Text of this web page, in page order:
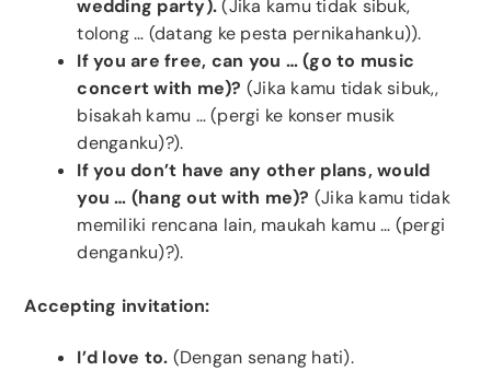
wedding party).(Jika kamu tidak sibuk,
tolong … (datang ke pesta pernikahanku)).
If you are free, can you … (go to music
concert with me)? (Jika kamu tidak sibuk,,
bisakah kamu … (pergi ke konser musik
denganku)?).
If you don’t have any other plans, would
you … (hang out with me)? (Jika kamu tidak
memiliki rencana lain, maukah kamu … (pergi
denganku)?).
Accepting invitation:
I’d love to. (Dengan senang hati).